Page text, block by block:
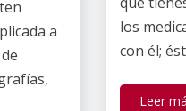
a
los
con él;
Leer